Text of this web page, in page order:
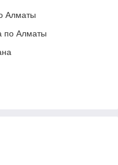
Алматы
по Алматы